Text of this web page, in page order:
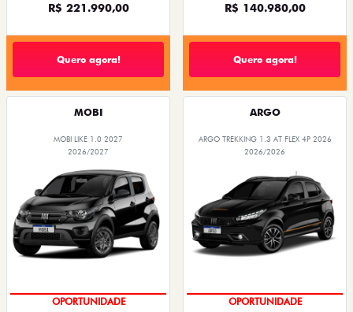
R$ 221.990,00
Quero agora!
R$ 140.980,00
Quero agora!
MOBI
MOBI LIKE 1.0 2027
2026/2027
OPORTUNIDADE
ARGO
ARGO TREKKING 1.3 AT FLEX 4P 2026
2026/2026
OPORTUNIDADE